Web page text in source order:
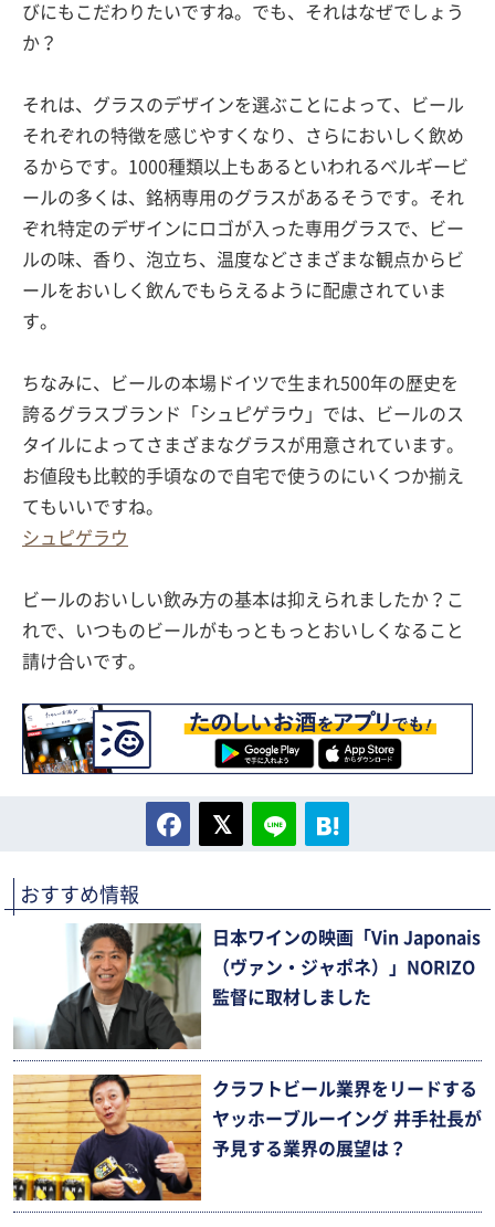
びにもこだわりたいですね。でも、それはなぜでしょう
か？
それは、グラスのデザインを選ぶことによって、ビール
それぞれの特徴を感じやすくなり、さらにおいしく飲め
るからです。1000種類以上もあるといわれるベルギービ
ールの多くは、銘柄専用のグラスがあるそうです。それ
ぞれ特定のデザインにロゴが入った専用グラスで、ビー
ルの味、香り、泡立ち、温度などさまざまな観点からビ
ールをおいしく飲んでもらえるように配慮されていま
す。
ちなみに、ビールの本場ドイツで生まれ500年の歴史を
誇るグラスブランド「シュピゲラウ」では、ビールのス
タイルによってさまざまなグラスが用意されています。
お値段も比較的手頃なので自宅で使うのにいくつか揃え
てもいいですね。
シュピゲラウ
ビールのおいしい飲み方の基本は抑えられましたか？こ
れで、いつものビールがもっともっとおいしくなること
請け合いです。
おすすめ情報
日本ワインの映画「Vin Japonais
（ヴァン・ジャポネ）」NORIZO
監督に取材しました
クラフトビール業界をリードする
ヤッホーブルーイング 井手社長が
予見する業界の展望は？